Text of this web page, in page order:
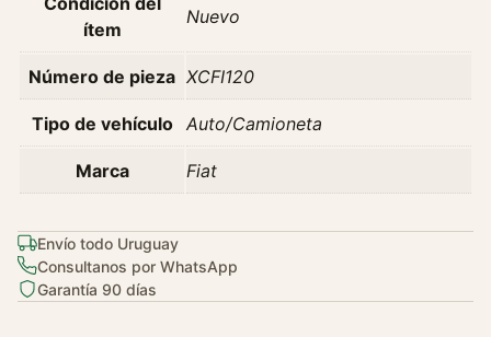
A
-
2
0
ítem
Nuevo
Número de pieza XCFI120
Tipo de vehículo Auto/Camioneta
Marca Fiat
Envío todo Uruguay
Consultanos por WhatsApp
Garantía 90 días